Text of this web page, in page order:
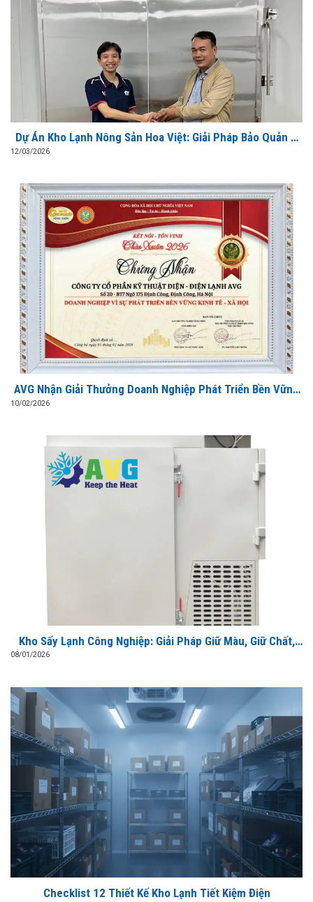
Dự Án Kho Lạnh Nông Sản Hoa Việt: Giải Pháp Bảo Quản &
12/03/2026
AVG Nhận Giải Thưởng Doanh Nghiệp Phát Triển Bền Vững
10/02/2026
Kho Sấy Lạnh Công Nghiệp: Giải Pháp Giữ Màu, Giữ Chất,
08/01/2026
Checklist 12 Thiết Kế Kho Lạnh Tiết Kiệm Điện